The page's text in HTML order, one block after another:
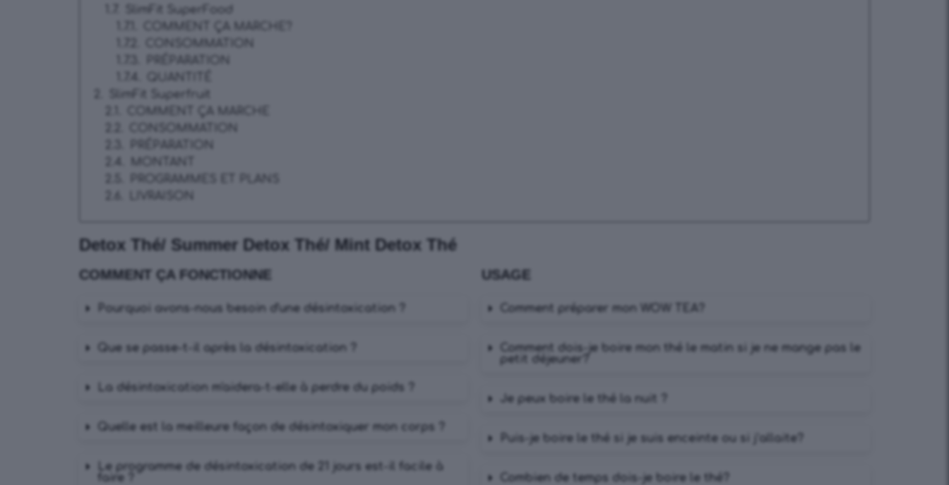
SlimFit SuperFood
COMMENT ÇA MARCHE?
SlimFit Superfruit
COMMENT ÇA MARCHE
Detox Thé/ Summer Detox Thé/ Mint Detox Thé
COMMENT ÇA FONCTIONNE USAGE
Pourquoi avons-nous besoin d'une désintoxication ?
Que se passe-t-il après la désintoxication ?
La désintoxication m'aidera-t-elle à perdre du poids ?
Quelle est la meilleure façon de désintoxiquer mon corps ?
Le programme de désintoxication de 21 jours est-il facile à
faire ?
Comment préparer mon WOW TEA?
Comment dois-je boire mon thé le matin si je ne mange pas le
petit déjeuner?
Je peux boire le thé la nuit ?
Puis-je boire le thé si je suis enceinte ou si j’allaite?
Combien de temps dois-je boire le thé?